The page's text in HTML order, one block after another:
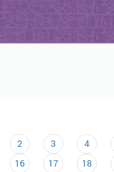
2 3 4
16 17 18